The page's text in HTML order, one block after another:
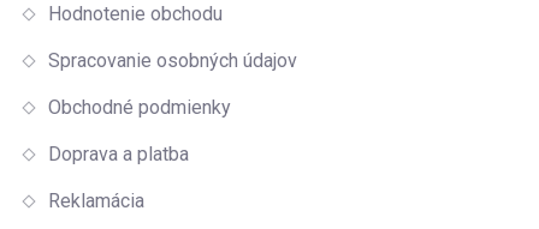
Hodnotenie obchodu
Spracovanie osobných údajov
Obchodné podmienky
Doprava a platba
Reklamácia